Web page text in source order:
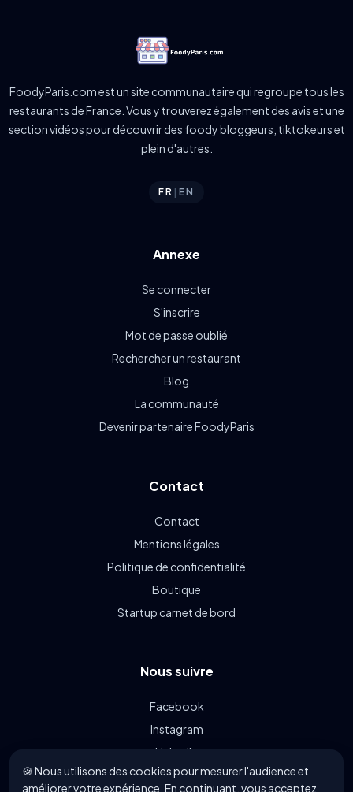
FoodyParis.com est un site communautaire qui regroupe tous les
restaurants de France. Vous y trouverez également des avis et une
section vidéos pour découvrir des foody bloggeurs, tiktokeurs et
plein d'autres.
FR |EN
Annexe
Se connecter
S'inscrire
Mot de passe oublié
Rechercher un restaurant
Blog
La communauté
Devenir partenaire FoodyParis
Contact
Contact
Mentions légales
Politique de confidentialité
Boutique
Startup carnet de bord
Nous suivre
Facebook
Instagram
LinkedIn
Linkin.bio
🍪 Nous utilisons des cookies pour mesurer l'audience et
améliorer votre expérience. En continuant, vous acceptez